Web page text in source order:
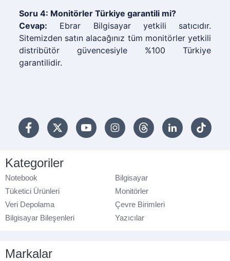
Soru 4: Monitörler Türkiye garantili mi?
Cevap: Ebrar Bilgisayar yetkili satıcıdır.
Sitemizden satın alacağınız tüm monitörler yetkili
distribütör güvencesiyle %100 Türkiye
garantilidir.
Kategoriler
Notebook
Bilgisayar
Tüketici Ürünleri
Monitörler
Veri Depolama
Çevre Birimleri
Bilgisayar Bileşenleri
Yazıcılar
Markalar